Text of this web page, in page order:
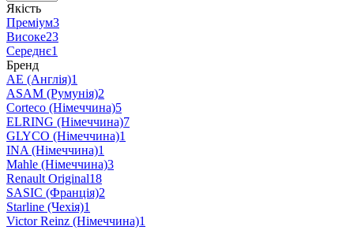
Якість
Преміум3
Високе23
Середнє1
Бренд
AE (Англія)1
ASAM (Румунія)2
Corteco (Німеччина)5
ELRING (Німеччина)7
GLYCO (Німеччина)1
INA (Німеччина)1
Mahle (Німеччина)3
Renault Original18
SASIC (Франція)2
Starline (Чехія)1
Victor Reinz (Німеччина)1